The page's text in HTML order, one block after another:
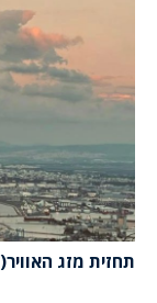
תחזית מזג האוויר(04/07): שרבי וחם, הקלה בחום בסופ"ש